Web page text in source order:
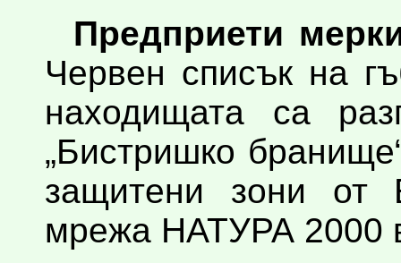
Предприети
Червен списък на
находищата са
„Бистришко
защитени зони от
мрежа НАТУРА 2000